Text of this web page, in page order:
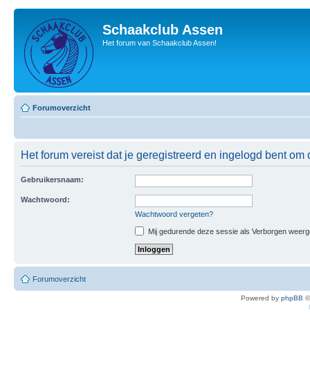
Schaakclub Assen
Het forum van Schaakclub Assen!
Forumoverzicht
Het forum vereist dat je geregistreerd en ingelogd bent
Gebruikersnaam:
Wachtwoord:
Wachtwoord vergeten?
Mij gedurende deze sessie als Verborgen
Forumoverzicht
Powered by phpBB